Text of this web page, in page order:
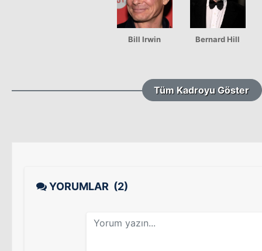
Bill Irwin Bernard Hill
Tüm Kadroyu Göster
YORUMLAR (2)